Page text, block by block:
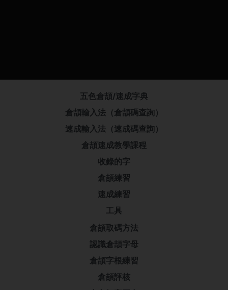
五色倉頡/速成字典
倉頡輸入法（倉頡碼查詢）
速成輸入法（速成碼查詢）
倉頡速成教學課程
收錄的字
倉頡練習
速成練習
工具
倉頡取碼方法
認識倉頡字母
倉頡字根練習
倉頡評核